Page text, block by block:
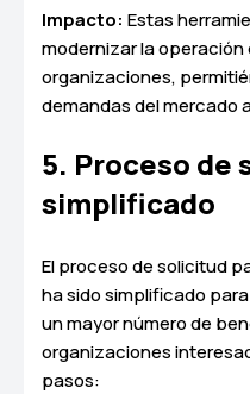
Impacto: Estas
modernizar la operación
organizaciones,
demandas del mercado
5. Proceso de
simplificado
El proceso de solicitud
ha sido simplificado
un mayor número de
organizaciones
pasos: